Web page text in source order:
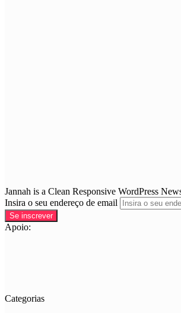
Jannah is a Clean Responsive WordPress
Insira o seu endereço de email
Apoio:
Categorias